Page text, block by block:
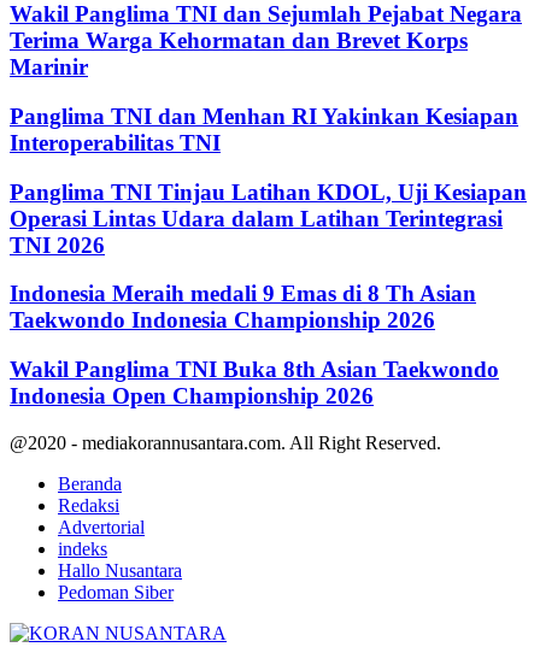
Wakil Panglima TNI dan Sejumlah Pejabat Negara
Terima Warga Kehormatan dan Brevet Korps
Marinir
Panglima TNI dan Menhan RI Yakinkan Kesiapan
Interoperabilitas TNI
Panglima TNI Tinjau Latihan KDOL, Uji Kesiapan
Operasi Lintas Udara dalam Latihan Terintegrasi
TNI 2026
Indonesia Meraih medali 9 Emas di 8 Th Asian
Taekwondo Indonesia Championship 2026
Wakil Panglima TNI Buka 8th Asian Taekwondo
Indonesia Open Championship 2026
@2020 - mediakorannusantara.com. All Right Reserved.
Beranda
Redaksi
Advertorial
indeks
Hallo Nusantara
Pedoman Siber